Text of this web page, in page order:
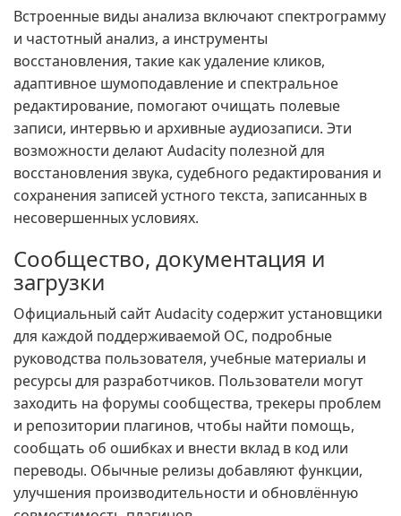
Встроенные виды анализа включают спектрограмму
и частотный анализ, а инструменты
восстановления, такие как удаление кликов,
адаптивное шумоподавление и спектральное
редактирование, помогают очищать полевые
записи, интервью и архивные аудиозаписи. Эти
возможности делают Audacity полезной для
восстановления звука, судебного редактирования и
сохранения записей устного текста, записанных в
несовершенных условиях.
Сообщество, документация и
загрузки
Официальный сайт Audacity содержит установщики
для каждой поддерживаемой ОС, подробные
руководства пользователя, учебные материалы и
ресурсы для разработчиков. Пользователи могут
заходить на форумы сообщества, трекеры проблем
и репозитории плагинов, чтобы найти помощь,
сообщать об ошибках и внести вклад в код или
переводы. Обычные релизы добавляют функции,
улучшения производительности и обновлённую